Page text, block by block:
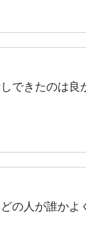
できたのは良
の人が誰かよ